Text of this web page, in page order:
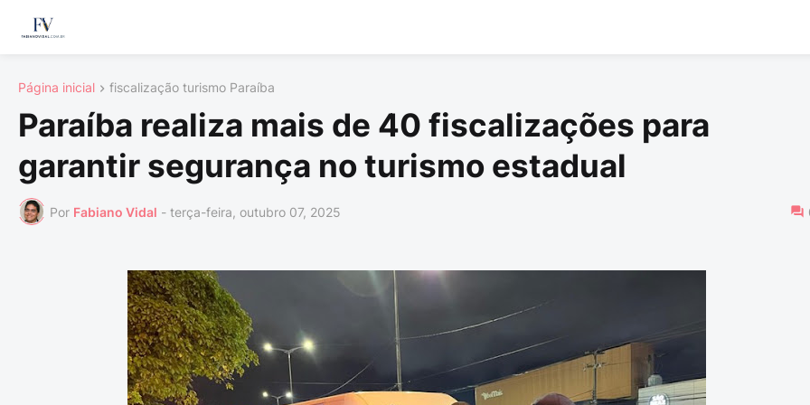
Página inicial fiscalização turismo Paraíba
Paraíba realiza mais de 40 fiscalizações para
garantir segurança no turismo estadual
Por Fabiano Vidal - terça-feira, outubro 07, 2025